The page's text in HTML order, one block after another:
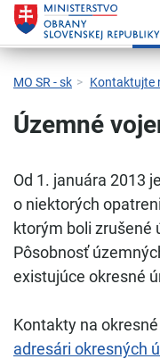
Skočiť na hlavnú
Skočiť na obsah
Skočiť na bočný panel
Skočiť na pätičku
Kontakt
Prehlásenie o
MO SR - sk Kontaktujte
Územné
Od 1. januára 2013
o niektorých
ktorým boli zrušené
Pôsobnosť
existujúce okresné
Kontakty na
adresári okresných